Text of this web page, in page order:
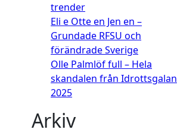
trender
Eli e Otte en Jen en –
Grundade RFSU och
förändrade Sverige
Olle Palmlöf full – Hela
skandalen från Idrottsgalan
2025
Arkiv